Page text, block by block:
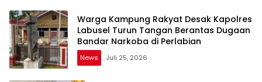
Warga Kampung Rakyat Desak Kapolres
Labusel Turun Tangan Berantas Dugaan
Bandar Narkoba di Perlabian
News Juli 25, 2026